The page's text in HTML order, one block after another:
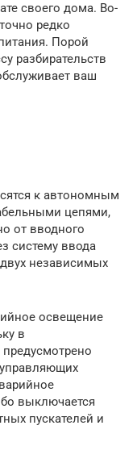
своего дома. Во-
редко
Порой
разбирательств
ваш
к автономным
цепями,
от вводного
систему ввода
независимых
освещение
в
выключается
пускателей и